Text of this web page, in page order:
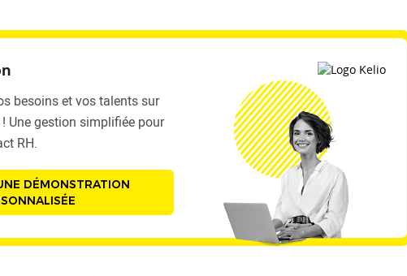
besoins et vos talents sur
Une gestion simplifiée pour
RH.
DÉMONSTRATION